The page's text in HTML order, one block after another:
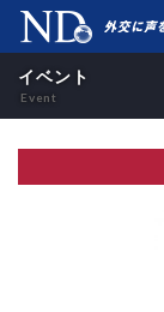
イベント